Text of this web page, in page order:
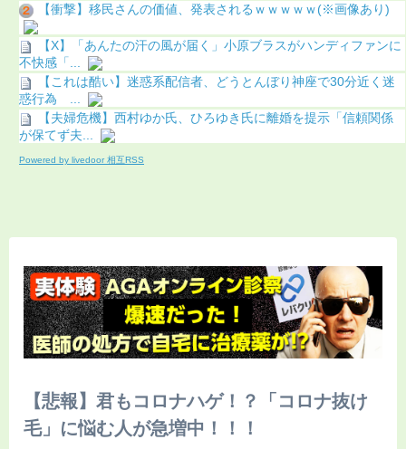
【衝撃】移民さんの価値、発表されるｗｗｗｗｗ(※画像あり)
【X】「あんたの汗の風が届く」小原ブラスがハンディファンに
不快感「...
【これは酷い】迷惑系配信者、どうとんぼり神座で30分近く迷
惑行為 ...
【夫婦危機】西村ゆか氏、ひろゆき氏に離婚を提示「信頼関係
が保てず夫...
Powered by livedoor 相互RSS
【悲報】君もコロナハゲ！？「コロナ抜け
毛」に悩む人が急増中！！！